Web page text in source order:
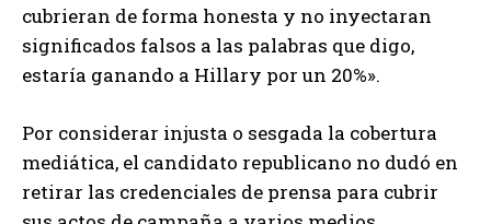
cubrieran de forma honesta y no inyectaran
significados falsos a las palabras que digo,
estaría ganando a Hillary por un 20%».
Por considerar injusta o sesgada la cobertura
mediática, el candidato republicano no dudó en
retirar las credenciales de prensa para cubrir